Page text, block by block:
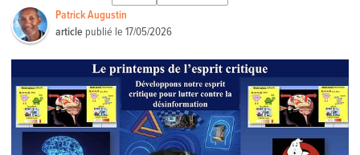
Patrick Augustin
article publié le17/05/2026